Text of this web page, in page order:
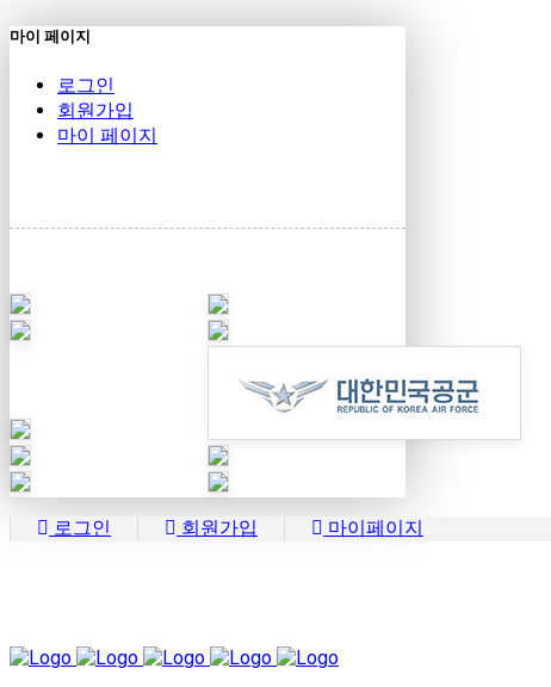
마이 페이지
로그인
회원가입
마이 페이지
로그인 회원가입 마이페이지